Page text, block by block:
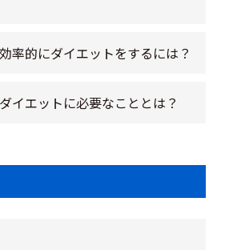
率的にダイエットをするには？
イエットに必要なこととは？